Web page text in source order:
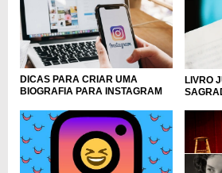
DICAS PARA CRIAR UMA
BIOGRAFIA PARA INSTAGRAM
LIVRO